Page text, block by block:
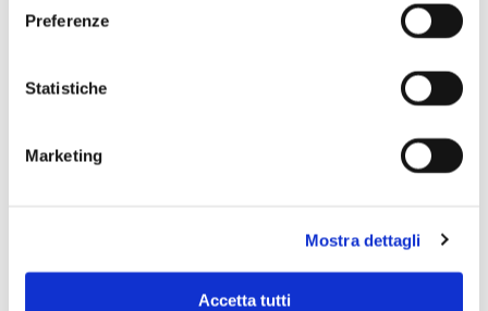
Preferenze
Statistiche
Marketing
Mostra dettagli
Accetta tutti